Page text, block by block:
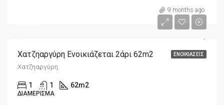
9 months ago
ΕΝΟΙΚΙΆΣΕΙΣ
Χατζηαργύρη Ενοικιάζεται 2άρι 62m2
Χατζηαργύρη
1 1 62m2
ΔΙΑΜΈΡΙΣΜΑ